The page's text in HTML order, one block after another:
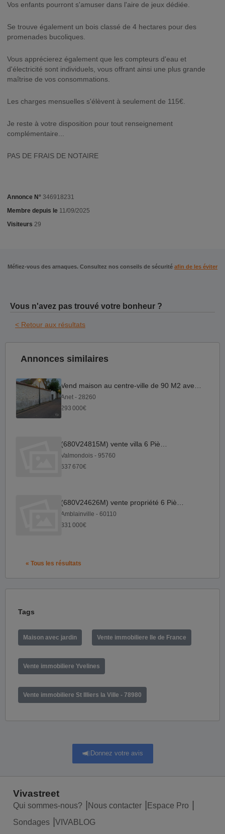
Vos enfants pourront s'amuser dans l'aire de jeux dédiée.
Se trouve également un bois classé de 4 hectares pour des
promenades bucoliques.
Vous apprécierez également que les compteurs d'eau et
d'électricité sont individuels, vous offrant ainsi une plus grande
maîtrise de vos consommations.
Les charges mensuelles s'élèvent à seulement de 115€.
Je reste à votre disposition pour tout renseignement
complémentaire...
PAS DE FRAIS DE NOTAIRE
Annonce N° 346918231
Membre depuis le 11/09/2025
Visiteurs 29
Méfiez-vous des arnaques. Consultez nos conseils de sécurité afin de les éviter
Vous n'avez pas trouvé votre bonheur ?
< Retour aux résultats
Annonces similaires
Anet - 28260
293 000€
Valmondois - 95760
637 670€
Amblainville - 60110
331 000€
« Tous les résultats
Tags
Maison avec jardin Vente immobiliere Ile de France
Vente immobiliere Yvelines
Vente immobiliere St Illiers la Ville - 78980
Donnez votre avis
Vivastreet
Qui sommes-nous? Nous contacter
Espace Pro
Sondages
VIVABLOG